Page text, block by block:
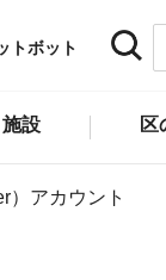
トボット
設 区
）アカウント